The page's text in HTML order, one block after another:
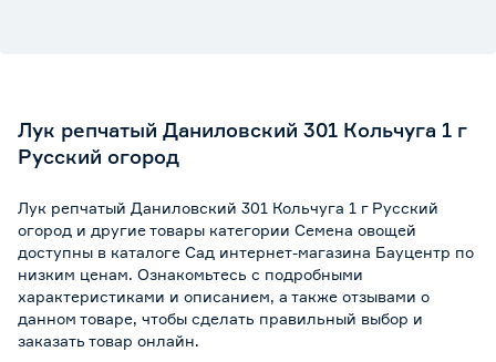
Лук репчатый Даниловский 301 Кольчуга 1 г
Русский огород
Лук репчатый Даниловский 301 Кольчуга 1 г Русский
огород и другие товары категории Семена овощей
доступны в каталоге Сад интернет-магазина Бауцентр по
низким ценам. Ознакомьтесь с подробными
характеристиками и описанием, а также отзывами о
данном товаре, чтобы сделать правильный выбор и
заказать товар онлайн.